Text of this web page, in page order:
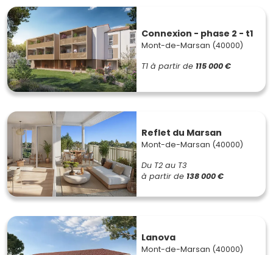
Connexion - phase 2 - t1
Mont-de-Marsan (40000)
T1 à partir de 115 000 €
Reflet du Marsan
Mont-de-Marsan (40000)
Du T2 au T3
à partir de 138 000 €
Lanova
Mont-de-Marsan (40000)